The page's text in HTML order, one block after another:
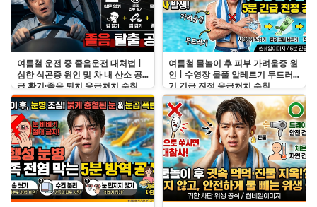
여름철 운전 중 졸음운전 대처법 |
심한 식곤증 원인 및 차 내 산소 공
급 환기·졸음 퇴치 응급처치 수칙
여름철 물놀이 후 피부 가려움증 원
인 | 수영장 물풀 알레르기 두드러
기 긴급 진정 응급처치 수칙